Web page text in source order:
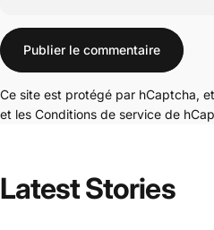
Message
Publier le commentaire
Ce site est protégé par hCaptcha,
et les Conditions de service de
LatestStories